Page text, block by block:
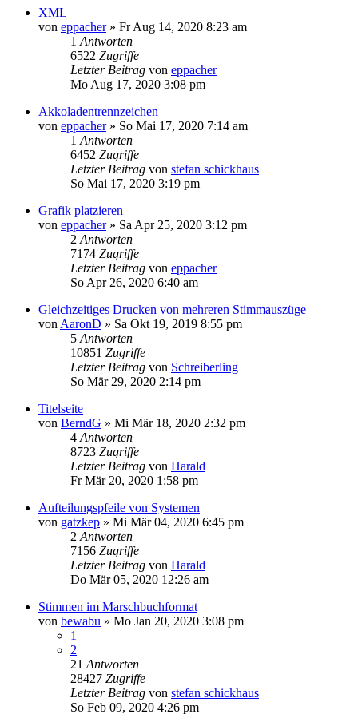
XML
von eppacher» Fr Aug 14, 2020 8:23 am
1 Antworten
6522 Zugriffe
Letzter Beitrag von eppacher
Mo Aug 17, 2020 3:08 pm
Akkoladentrennzeichen
von eppacher» So Mai 17, 2020 7:14 am
1 Antworten
6452 Zugriffe
Letzter Beitrag von stefan schickhaus
So Mai 17, 2020 3:19 pm
Grafik platzieren
von eppacher» Sa Apr 25, 2020 3:12 pm
2 Antworten
7174 Zugriffe
Letzter Beitrag von eppacher
So Apr 26, 2020 6:40 am
Gleichzeitiges Drucken von mehreren Stimmauszüge
von AaronD » Sa Okt 19, 2019 8:55 pm
5 Antworten
10851 Zugriffe
Letzter Beitrag von Schreiberling
So Mär 29, 2020 2:14 pm
Titelseite
von BerndG » Mi Mär 18, 2020 2:32 pm
4 Antworten
8723 Zugriffe
Letzter Beitrag von Harald
Fr Mär 20, 2020 1:58 pm
Aufteilungspfeile von Systemen
von gatzkep » Mi Mär 04, 2020 6:45 pm
2 Antworten
7156 Zugriffe
Letzter Beitrag von Harald
Do Mär 05, 2020 12:26 am
Stimmen im Marschbuchformat
von bewabu » Mo Jan 20, 2020 3:08 pm
1
2
21 Antworten
28427 Zugriffe
Letzter Beitrag von stefan schickhaus
So Feb 09, 2020 4:26 pm